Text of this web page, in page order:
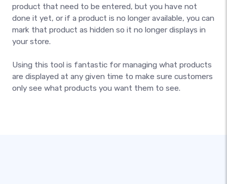
product that need to be entered, but you have not
done it yet, or if a product is no longer available, you can
mark that product as hidden so it no longer displays in
your store.
Using this tool is fantastic for managing what products
are displayed at any given time to make sure customers
only see what products you want them to see.